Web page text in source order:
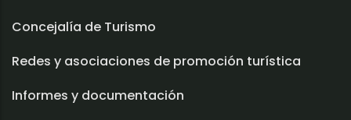
Concejalía de Turismo
Redes y asociaciones de promoción turística
Informes y documentación